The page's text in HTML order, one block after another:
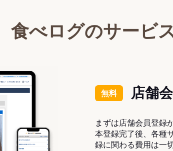
食べログのサービ
無料 店舗
まずは店舗会員登録
本登録完了後、各種
録に関わる費用は一